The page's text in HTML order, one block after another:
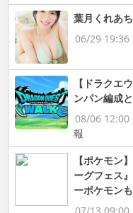
葉月くれあ
06/29 19:36
【ドラクエ
ンパン編成
08/06 12:00
報
【ポケモン
ーグフェス
ーポケモン